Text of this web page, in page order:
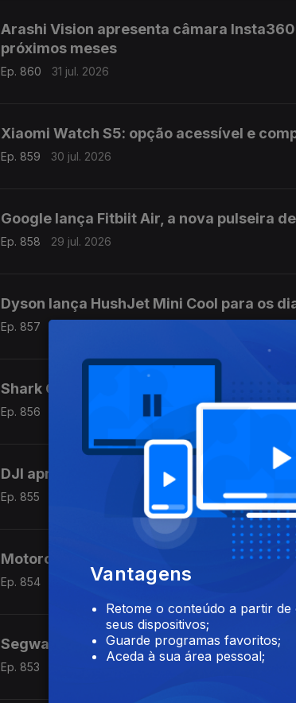
Arashi Vision apresenta câmara
próximos meses
Ep. 860 31 jul. 2026
Xiaomi Watch S5: opção acessível e
Ep. 859 30 jul. 2026
Google lança Fitbiit Air, a nova pulseira
Ep. 858 29 jul. 2026
Dyson lança HushJet Mini Cool para os
Ep. 857
Shark ChillPill: o gadget que promete
Ep. 856
DJI apresenta Air 3S, o novo drone de
Ep. 855
Motorola apresenta o telemóvel dobrável
Ep. 854 23 jul. 2026
Segway-Ninebot ZT3 Pro: a nova
Ep. 853
Vantagens
Retome o conteúdo a partir
seus dispositivos;
Guarde programas favoritos;
Aceda à sua área pessoal;